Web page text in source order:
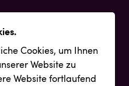
Cookies, um Ihnen
Website zu
Website fortlaufend